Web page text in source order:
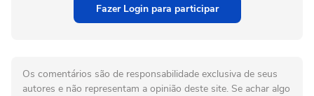
Fazer Login para participar
Os comentários são de responsabilidade exclusiva de seus
autores e não representam a opinião deste site. Se achar algo